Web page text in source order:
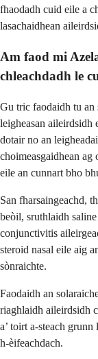
fhaodadh cuid eile a
lasachaidhean
Am faod mi
chleachdadh le
Gu tric faodaidh tu an
leigheasan aileirdsidh
dotair no an
choimeasgaidhean ag
eile an cunnart bho
San fharsaingeachd,
beòil, sruthlaidh
conjunctivitis
steroid nasal eile aig
sònraichte.
Faodaidh an
riaghlaidh aileirdsidh
a’ toirt a-steach
h-èifeachdach.